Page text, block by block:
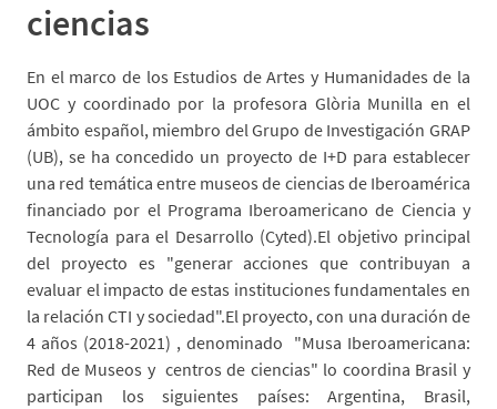
ciencias
En el marco de los Estudios de Artes y Humanidades de la
UOC y coordinado por la profesora Glòria Munilla en el
ámbito español, miembro del Grupo de Investigación GRAP
(UB), se ha concedido un proyecto de I+D para establecer
una red temática entre museos de ciencias de Iberoamérica
financiado por el Programa Iberoamericano de Ciencia y
Tecnología para el Desarrollo (Cyted).El objetivo principal
del proyecto es "generar acciones que contribuyan a
evaluar el impacto de estas instituciones fundamentales en
la relación CTI y sociedad".El proyecto, con una duración de
4 años (2018-2021) , denominado "Musa Iberoamericana:
Red de Museos y centros de ciencias" lo coordina Brasil y
participan los siguientes países: Argentina, Brasil,